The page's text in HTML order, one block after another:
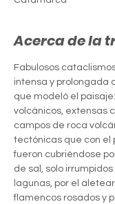
Acerca de la
Fabulosos
intensa y prolongada
que modeló el
volcánicos, extensas
campos de roca
tectónicas que con el
fueron cubriéndose
de sal, solo
lagunas, por el
flamencos rosados y